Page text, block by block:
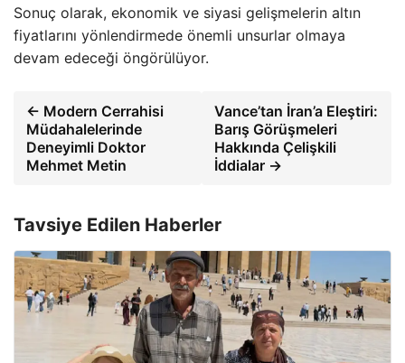
Sonuç olarak, ekonomik ve siyasi gelişmelerin altın
fiyatlarını yönlendirmede önemli unsurlar olmaya
devam edeceği öngörülüyor.
← Modern Cerrahisi
Müdahalelerinde
Deneyimli Doktor
Mehmet Metin
Vance’tan İran’a Eleştiri:
Barış Görüşmeleri
Hakkında Çelişkili
İddialar →
Tavsiye Edilen Haberler